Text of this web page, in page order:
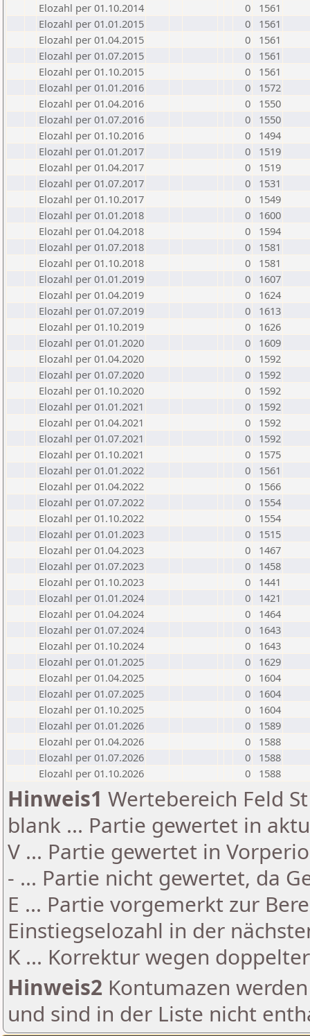
Elozahl per 01.10.2014
0
1561
Elozahl per 01.01.2015
0
1561
Elozahl per 01.04.2015
0
1561
Elozahl per 01.07.2015
0
1561
Elozahl per 01.10.2015
0
1561
Elozahl per 01.01.2016
0
1572
Elozahl per 01.04.2016
0
1550
Elozahl per 01.07.2016
0
1550
Elozahl per 01.10.2016
0
1494
Elozahl per 01.01.2017
0
1519
Elozahl per 01.04.2017
0
1519
Elozahl per 01.07.2017
0
1531
Elozahl per 01.10.2017
0
1549
Elozahl per 01.01.2018
0
1600
Elozahl per 01.04.2018
0
1594
Elozahl per 01.07.2018
0
1581
Elozahl per 01.10.2018
0
1581
Elozahl per 01.01.2019
0
1607
Elozahl per 01.04.2019
0
1624
Elozahl per 01.07.2019
0
1613
Elozahl per 01.10.2019
0
1626
Elozahl per 01.01.2020
0
1609
Elozahl per 01.04.2020
0
1592
Elozahl per 01.07.2020
0
1592
Elozahl per 01.10.2020
0
1592
Elozahl per 01.01.2021
0
1592
Elozahl per 01.04.2021
0
1592
Elozahl per 01.07.2021
0
1592
Elozahl per 01.10.2021
0
1575
Elozahl per 01.01.2022
0
1561
Elozahl per 01.04.2022
0
1566
Elozahl per 01.07.2022
0
1554
Elozahl per 01.10.2022
0
1554
Elozahl per 01.01.2023
0
1515
Elozahl per 01.04.2023
0
1467
Elozahl per 01.07.2023
0
1458
Elozahl per 01.10.2023
0
1441
Elozahl per 01.01.2024
0
1421
Elozahl per 01.04.2024
0
1464
Elozahl per 01.07.2024
0
1643
Elozahl per 01.10.2024
0
1643
Elozahl per 01.01.2025
0
1629
Elozahl per 01.04.2025
0
1604
Elozahl per 01.07.2025
0
1604
Elozahl per 01.10.2025
0
1604
Elozahl per 01.01.2026
0
1589
Elozahl per 01.04.2026
0
1588
Elozahl per 01.07.2026
0
1588
Elozahl per 01.10.2026
0 1588
Hinweis1 Wertebereich Feld
blank ... Partie gewertet in
V ... Partie gewertet in
- ... Partie nicht gewertet, da
E ... Partie vorgemerkt zur
Einstiegselozahl in der
K ... Korrektur wegen
Hinweis2 Kontumazen
und sind in der Liste nicht